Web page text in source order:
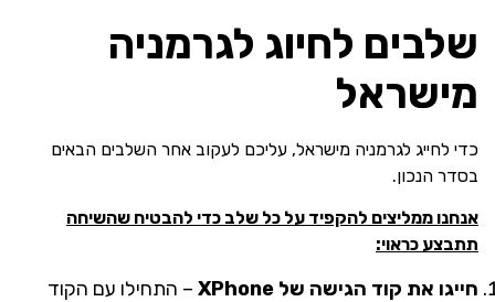
שלבים לחיוג לגרמניה
מישראל
כדי לחייג לגרמניה מישראל, עליכם לעקוב אחר השלבים הבאים
בסדר הנכון.
אנחנו ממליצים להקפיד על כל שלב כדי להבטיח שהשיחה
תתבצע כראוי:
חייגו את קוד הגישה של XPhone
– התחילו עם הקוד